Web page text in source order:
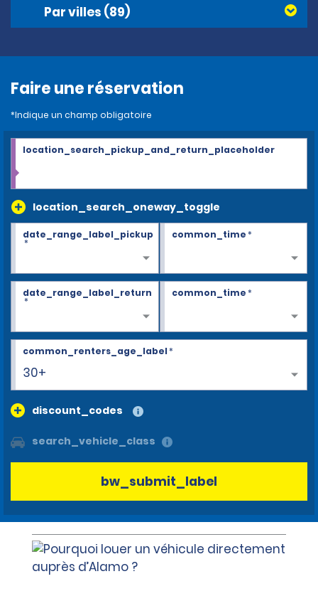
Par villes (89)
Faire une réservation
*Indique un champ obligatoire
location_search_oneway_toggle
location_search_pickup_and_return_placeholder
date_range_label_pickup
*
common_time*
date_range_label_return
*
common_time*
30+
common_renters_age_label*
discount_codes
search_vehicle_class
bw_submit_label